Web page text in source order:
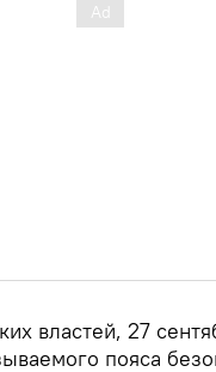
властей, 27
пояса